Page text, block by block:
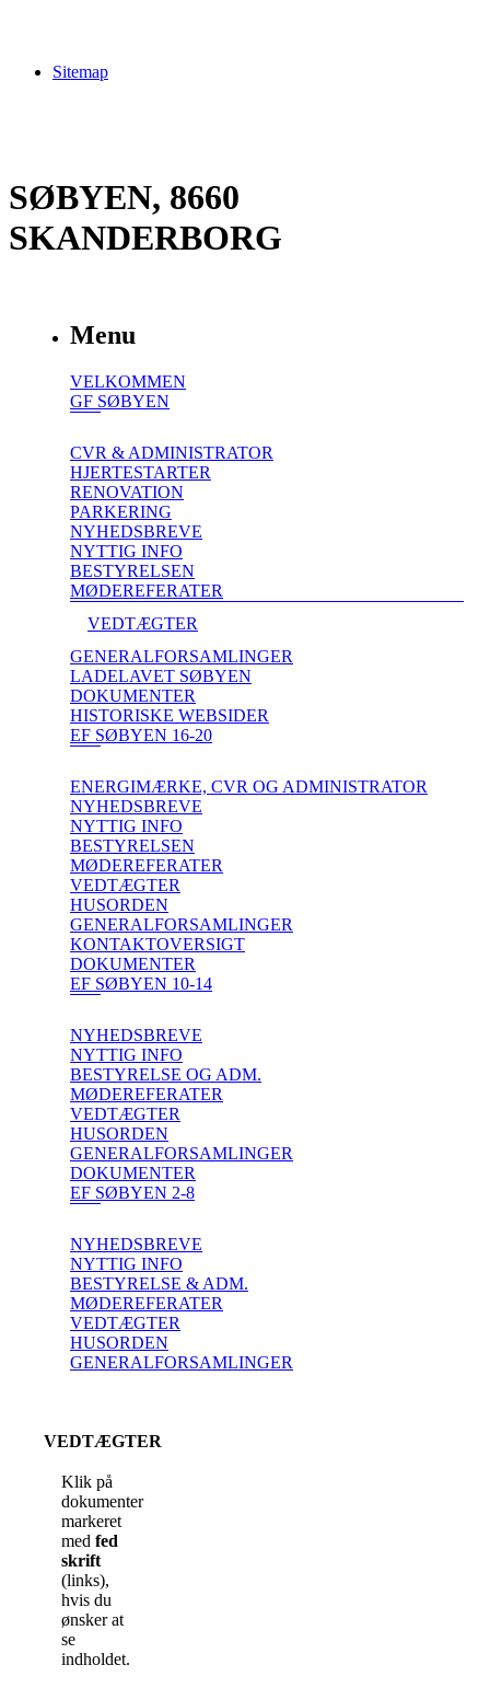
Sitemap
SØBYEN, 8660
SKANDERBORG
Menu
VELKOMMEN
GF SØBYEN
CVR & ADMINISTRATOR
HJERTESTARTER
RENOVATION
PARKERING
NYHEDSBREVE
NYTTIG INFO
BESTYRELSEN
MØDEREFERATER
VEDTÆGTER
GENERALFORSAMLINGER
LADELAVET SØBYEN
DOKUMENTER
HISTORISKE WEBSIDER
EF SØBYEN 16-20
ENERGIMÆRKE, CVR OG ADMINISTRATOR
NYHEDSBREVE
NYTTIG INFO
BESTYRELSEN
MØDEREFERATER
VEDTÆGTER
HUSORDEN
GENERALFORSAMLINGER
KONTAKTOVERSIGT
DOKUMENTER
EF SØBYEN 10-14
NYHEDSBREVE
NYTTIG INFO
BESTYRELSE OG ADM.
MØDEREFERATER
VEDTÆGTER
HUSORDEN
GENERALFORSAMLINGER
DOKUMENTER
EF SØBYEN 2-8
NYHEDSBREVE
NYTTIG INFO
BESTYRELSE & ADM.
MØDEREFERATER
VEDTÆGTER
HUSORDEN
GENERALFORSAMLINGER
VEDTÆGTER
Klik på
dokumenter
markeret
med fed
skrift
(links),
hvis du
ønsker at
se
indholdet.